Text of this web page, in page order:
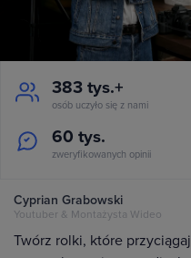
383 tys.+
osób uczyło się z nami
60 tys.
zweryfikowanych opinii
Cyprian Grabowski
Youtuber & Montażysta Wideo
Twórz rolki, które